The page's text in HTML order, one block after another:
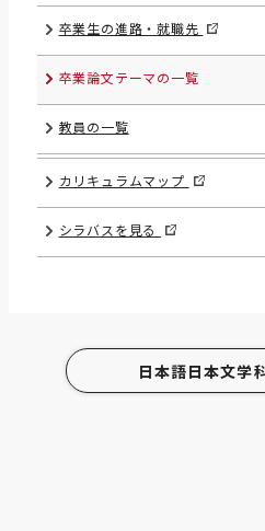
卒業生の進路・就職先
卒業論文テーマの一覧
教員の一覧
カリキュラムマップ
シラバスを見る
日本語日本文学